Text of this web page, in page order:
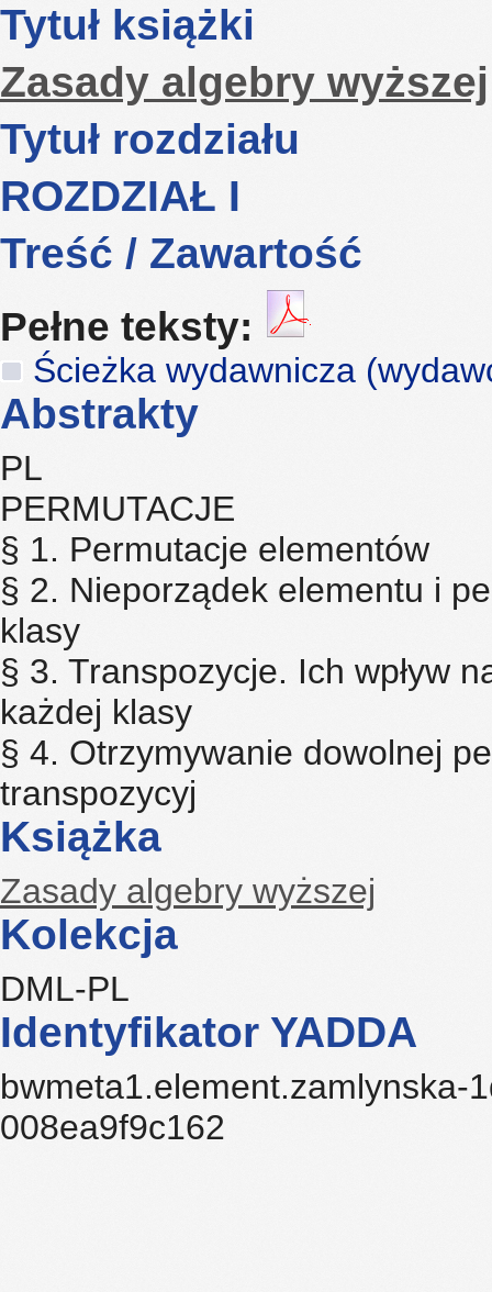
Tytuł książki
Zasady algebry wyższej
Tytuł rozdziału
ROZDZIAŁ I
Treść / Zawartość
Pełne teksty:
Ścieżka wydawnicza
Abstrakty
PL
PERMUTACJE
§ 1. Permutacje elementów
§ 2. Nieporządek elementu i
klasy
§ 3. Transpozycje. Ich wpływ
każdej klasy
§ 4. Otrzymywanie dowolnej
transpozycyj
Książka
Zasady algebry wyższej
Kolekcja
DML-PL
Identyfikator YADDA
bwmeta1.element.zamlynska-
008ea9f9c162